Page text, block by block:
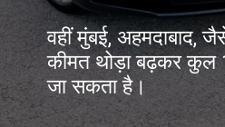
वहीं मुंबई, अहमदाबाद,
कीमत थोड़ा बढ़कर
जा सकता है।